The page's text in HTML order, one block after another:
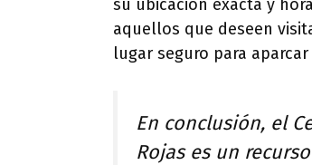
su ubicación exacta y
aquellos que deseen
lugar seguro para
En conclusión, el
Rojas es un